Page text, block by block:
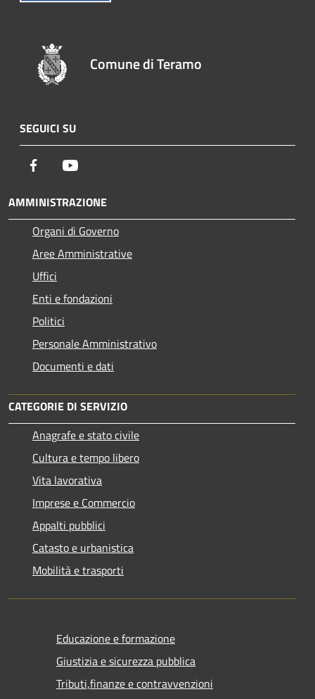
Comune di Teramo
SEGUICI SU
Facebook
AMMINISTRAZIONE
Organi di Governo
Aree Amministrative
Uffici
Enti e fondazioni
Politici
Personale Amministrativo
Documenti e dati
CATEGORIE DI SERVIZIO
Anagrafe e stato civile
Cultura e tempo libero
Vita lavorativa
Imprese e Commercio
Appalti pubblici
Catasto e urbanistica
Mobilità e trasporti
Educazione e formazione
Giustizia e sicurezza pubblica
Tributi,finanze e contravvenzioni